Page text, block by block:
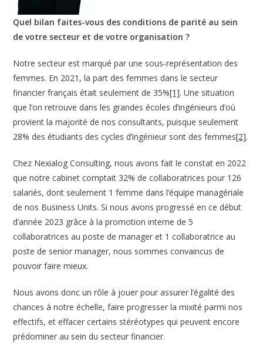
Quel bilan faites-vous des conditions de parité au sein
de votre secteur et de votre organisation ?
Notre secteur est marqué par une sous-représentation des
femmes. En 2021, la part des femmes dans le secteur
financier français était seulement de 35%[1]. Une situation
que l’on retrouve dans les grandes écoles d’ingénieurs d’où
provient la majorité de nos consultants, puisque seulement
28% des étudiants des cycles d’ingénieur sont des femmes[2].
Chez Nexialog Consulting, nous avons fait le constat en 2022
que notre cabinet comptait 32% de collaboratrices pour 126
salariés, dont seulement 1 femme dans l’équipe managériale
de nos Business Units. Si nous avons progressé en ce début
d’année 2023 grâce à la promotion interne de 5
collaboratrices au poste de manager et 1 collaboratrice au
poste de senior manager, nous sommes convaincus de
pouvoir faire mieux.
Nous avons donc un rôle à jouer pour assurer l’égalité des
chances à notre échelle, faire progresser la mixité parmi nos
effectifs, et effacer certains stéréotypes qui peuvent encore
prédominer au sein du secteur financier.